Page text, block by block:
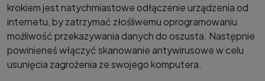
krokiem jest natychmiastowe odłączenie urządzenia od
internetu, by zatrzymać złośliwemu oprogramowaniu
możliwość przekazywania danych do oszusta. Następnie
powinieneś włączyć skanowanie antywirusowe w celu
usunięcia zagrożenia ze swojego komputera.